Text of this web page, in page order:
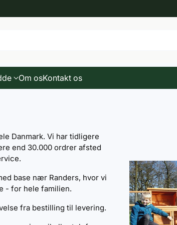
Om osKontakt os
Danmark. Vi har tidligere
end 30.000 ordrer afsted
base nær Randers, hvor vi
- for hele familien.
fra bestilling til levering.